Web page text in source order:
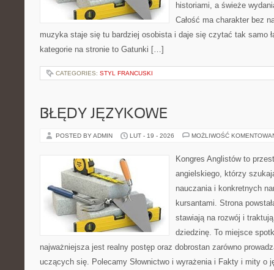
historiami, a świeże
Całość ma charakter bez
muzyka staje się tu bardziej osobista i daje się czytać tak samo
kategorie na stronie to Gatunki […]
CATEGORIES: STYL FRANCUSKI
BŁĘDY JĘZYKOWE
POSTED BY ADMIN LUT - 19 - 2026 MOŻLIWOŚĆ
Kongres Anglistów to
angielskiego, którzy
nauczania i konkretnych
kursantami. Strona
stawiają na rozwój i
dziedzinę. To miejsce
najważniejsza jest realny postęp oraz dobrostan zarówno
uczących się. Polecamy Słownictwo i wyrażenia i Fakty i mity o